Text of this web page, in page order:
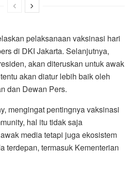
pelaksanaan vaksinasi hari
di DKI Jakarta. Selanjutnya,
akan diteruskan untuk awak
akan diatur lebih baik oleh
dan Dewan Pers.
mengingat pentingnya vaksinasi
hal itu tidak saja
media tetapi juga ekosistem
terdepan, termasuk Kementerian